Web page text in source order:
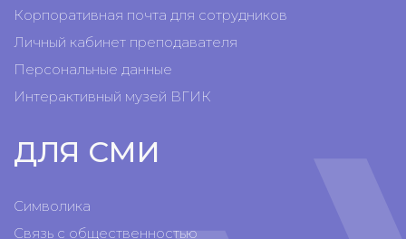
Корпоративная почта для сотрудников
Личный кабинет преподавателя
Персональные данные
Интерактивный музей ВГИК
ДЛЯ СМИ
Символика
Связь с общественностью